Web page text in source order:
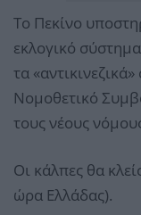
Το Πεκίνο
εκλογικό
τα
Νομοθετικό
τους νέους
Οι κάλπες θα
ώρα Ελλάδας).